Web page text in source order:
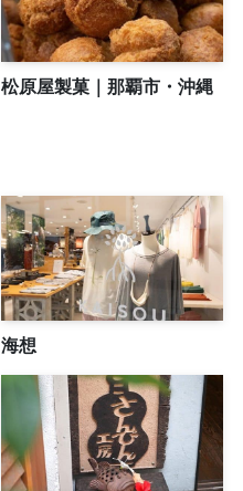
松原屋製菓｜那覇市・沖縄
海想